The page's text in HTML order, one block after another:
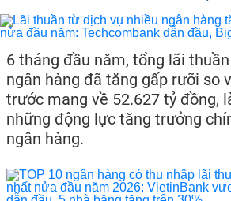
6 tháng đầu năm, tổng lãi
ngân hàng đã tăng gấp rưỡi so
trước mang về 52.627 tỷ đồng,
những động lực tăng trưởng
ngân hàng.